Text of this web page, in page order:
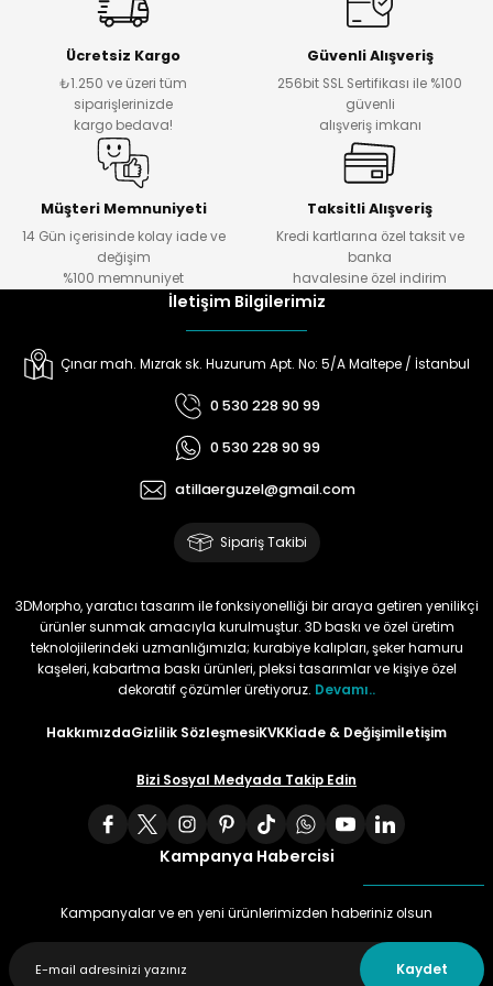
Ücretsiz Kargo
₺1.250 ve üzeri tüm
siparişlerinizde
kargo bedava!
Güvenli Alışveriş
256bit SSL Sertifikası ile %100
güvenli
alışveriş imkanı
Müşteri Memnuniyeti
14 Gün içerisinde kolay iade ve
değişim
%100 memnuniyet
Taksitli Alışveriş
Kredi kartlarına özel taksit ve
banka
havalesine özel indirim
İletişim Bilgilerimiz
Çınar mah. Mızrak sk. Huzurum Apt. No: 5/A Maltepe / İstanbul
0 530 228 90 99
0 530 228 90 99
atillaerguzel@gmail.com
Sipariş Takibi
3DMorpho, yaratıcı tasarım ile fonksiyonelliği bir araya getiren yenilikçi
ürünler sunmak amacıyla kurulmuştur. 3D baskı ve özel üretim
teknolojilerindeki uzmanlığımızla; kurabiye kalıpları, şeker hamuru
kaşeleri, kabartma baskı ürünleri, pleksi tasarımlar ve kişiye özel
dekoratif çözümler üretiyoruz. Devamı..
HakkımızdaGizlilik SözleşmesiKVKKİade & Değişimİletişim
Bizi Sosyal Medyada Takip Edin
Kampanya Habercisi
Kampanyalar ve en yeni ürünlerimizden haberiniz olsun
Kaydet